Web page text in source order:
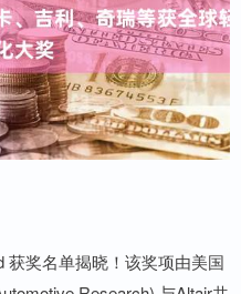
获奖名单揭晓！该奖项由美国